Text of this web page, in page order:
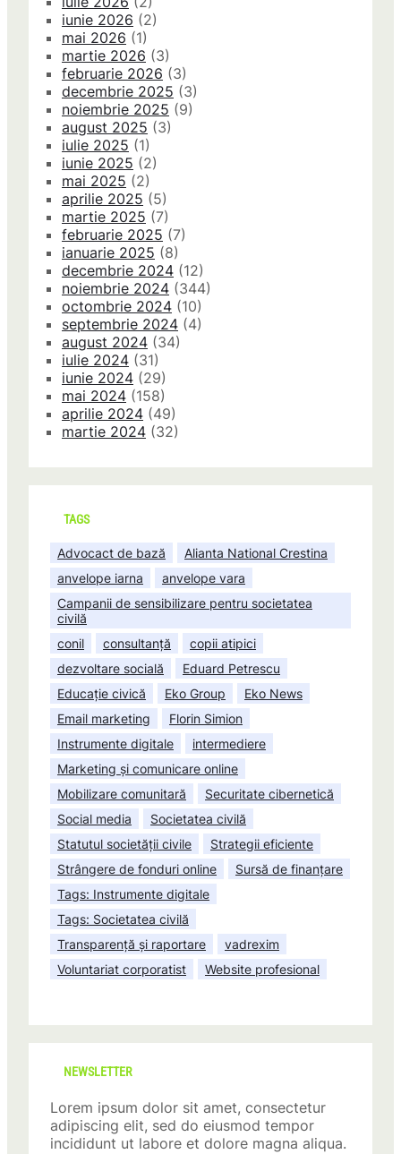
iunie 2026 (2)
mai 2026 (1)
martie 2026 (3)
februarie 2026 (3)
decembrie 2025 (3)
noiembrie 2025 (9)
august 2025 (3)
iulie 2025 (1)
iunie 2025 (2)
mai 2025 (2)
aprilie 2025 (5)
martie 2025 (7)
februarie 2025 (7)
ianuarie 2025 (8)
decembrie 2024 (12)
noiembrie 2024 (344)
octombrie 2024 (10)
septembrie 2024 (4)
august 2024 (34)
iulie 2024 (31)
iunie 2024 (29)
mai 2024 (158)
aprilie 2024 (49)
martie 2024 (32)
TAGS
Advocact de bază
Alianta National Crestina
anvelope iarna
anvelope vara
Campanii de sensibilizare pentru societatea
civilă
conil
consultanță
copii atipici
dezvoltare socială
Eduard Petrescu
Educație civică
Eko Group
Eko News
Email marketing
Florin Simion
Instrumente digitale
intermediere
Marketing și comunicare online
Mobilizare comunitară
Securitate cibernetică
Social media
Societatea civilă
Statutul societății civile
Strategii eficiente
Strângere de fonduri online
Sursă de finanțare
Tags: Instrumente digitale
Tags: Societatea civilă
Transparență și raportare
vadrexim
Voluntariat corporatist
Website profesional
NEWSLETTER
Lorem ipsum dolor sit amet, consectetur
adipiscing elit, sed do eiusmod tempor
incididunt ut labore et dolore magna aliqua.